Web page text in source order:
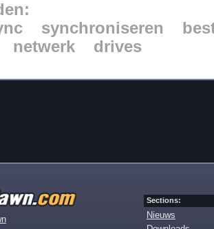
synchroniseren
netwerk drives
Sections:
Nieuws